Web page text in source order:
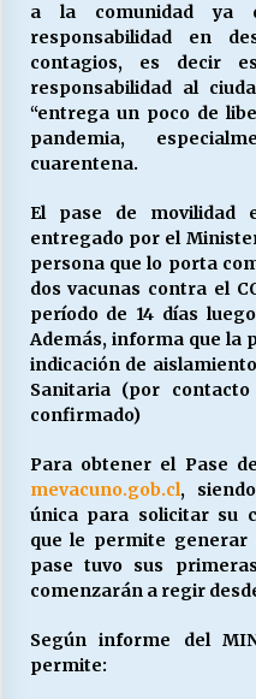
Releyendo
cuestión
16/05/
S.O.S. a los
¿Asesores
18/04/
Chile y sus
06/04/2026
a la comunidad ya
responsabilidad en
contagios, es decir
responsabilidad al
“entrega un poco de
pandemia,
cuarentena.
El pase de movilidad
entregado por el
persona que lo porta
dos vacunas contra el
período de 14 días
Además, informa que la
indicación de
Sanitaria (por
confirmado)
Para obtener el Pase
mevacuno.gob.cl,
única para solicitar su
que le permite generar
pase tuvo sus
comenzarán a regir
Según informe del
permite: